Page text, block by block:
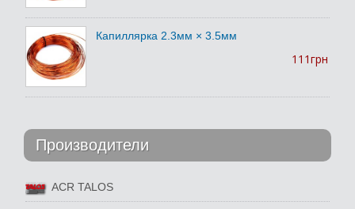
Капиллярка 2.3мм × 3.5мм
111грн
Производители
ACR TALOS